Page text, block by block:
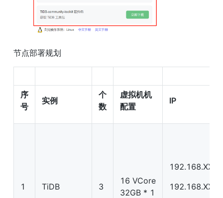
节点部署规划
序
号
实例
个
数
虚拟机机
配置
IP
1 TiDB 3
16 VCore
32GB * 1